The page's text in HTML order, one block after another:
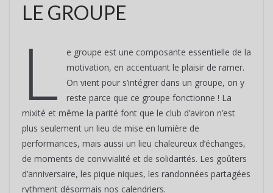
LE GROUPE
L
e groupe est une composante essentielle de la
motivation, en accentuant le plaisir de ramer.
On vient pour s’intégrer dans un groupe, on y
reste parce que ce groupe fonctionne ! La
mixité et même la parité font que le club d’aviron n’est
plus seulement un lieu de mise en lumière de
performances, mais aussi un lieu chaleureux d’échanges,
de moments de convivialité et de solidarités. Les goûters
d’anniversaire, les pique niques, les randonnées partagées
rythment désormais nos calendriers.